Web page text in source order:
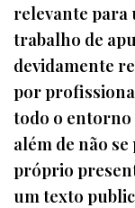
relevante para
trabalho de
devidamente
por
todo o
além de não
próprio
um texto